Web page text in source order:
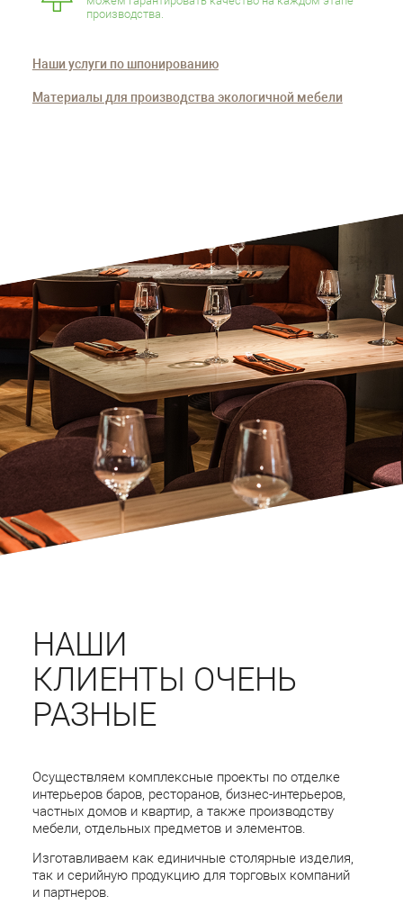
производства.
Наши услуги по шпонированию
Материалы для производства экологичной мебели
НАШИ
КЛИЕНТЫ ОЧЕНЬ
РАЗНЫЕ
Осуществляем комплексные проекты по отделке
интерьеров баров, ресторанов, бизнес-интерьеров,
частных домов и квартир, а также производству
мебели, отдельных предметов и элементов.
Изготавливаем как единичные столярные изделия,
так и серийную продукцию для торговых компаний
и партнеров.